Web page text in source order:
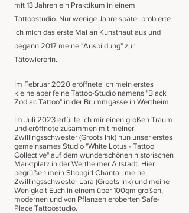
mit 13 Jahren ein Praktikum in einem
Tattoostudio. Nur wenige Jahre später probierte
ich mich das erste Mal an Kunsthaut aus und
begann 2017 meine "Ausbildung" zur
Tätowiererin.
Im Februar 2020 eröffnete ich mein erstes
kleine aber feine Tattoo-Studio namens "Black
Zodiac Tattoo" in der Brummgasse in Wertheim.
Im Juli 2023 erfüllte ich mir einen großen Traum
und eröffnete zusammen mit meiner
Zwillingsschwester (Groots Ink) nun unser erstes
gemeinsames Studio "White Lotus - Tattoo
Collective" auf dem wunderschönen historischen
Marktplatz in der Wertheimer Altstadt. Hier
begrüßen mein Shopgirl Chantal, meine
Zwillingsschwester Lara (Groots Ink) und meine
Wenigkeit Euch in einem über 100qm großen,
modernen und von Pflanzen eroberten Safe-
Place Tattoostudio.